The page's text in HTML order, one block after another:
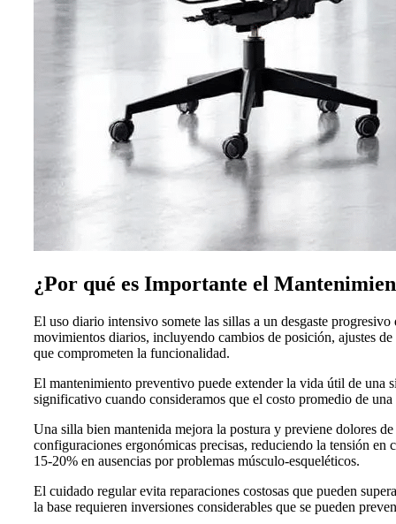
¿Por qué es Importante el
El uso diario intensivo somete las sillas a un desgaste
movimientos diarios, incluyendo cambios de posición, ajustes
que comprometen la funcionalidad.
El mantenimiento preventivo puede extender la vida útil de una
significativo cuando consideramos que el costo promedio de
Una silla bien mantenida mejora la postura y previene dolores
configuraciones ergonómicas precisas, reduciendo la tensión
15-20% en ausencias por problemas músculo-esqueléticos.
El cuidado regular evita reparaciones costosas que pueden
la base requieren inversiones considerables que se pueden